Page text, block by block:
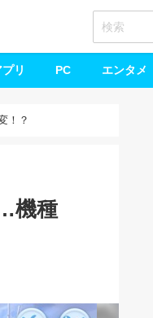
プリ PC エンタメ
！？
機種